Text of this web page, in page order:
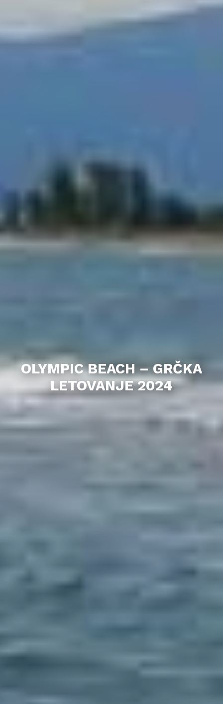
OLYMPIC BEACH – GRČKA
LETOVANJE 2024